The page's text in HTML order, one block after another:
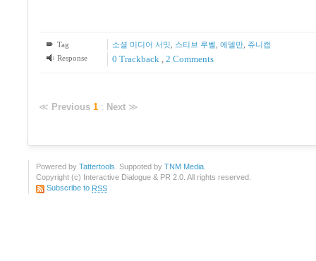
Tag 소셜 미디어 서밋 스티브 루벨 에델만, 쥬니캡
Response
0 Trackback 2 Comments
≪ Previous 1 : Next ≫
Powered by Tattertools. Suppoted by TNM Media.
Copyright (c) Interactive Dialogue & PR 2.0. All rights reserved.
Subscribe to RSS